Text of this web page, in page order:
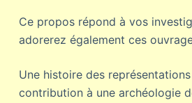
Ce propos répond à vos
adorerez également ces
Une histoire des
contribution à une archéologie